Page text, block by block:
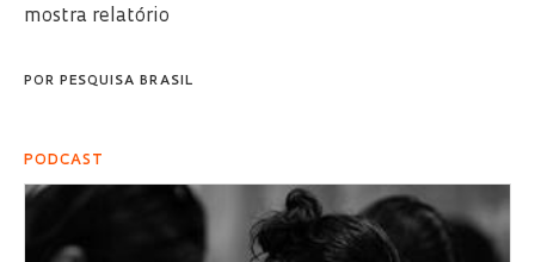
mostra relatório
POR PESQUISA BRASIL
PODCAST